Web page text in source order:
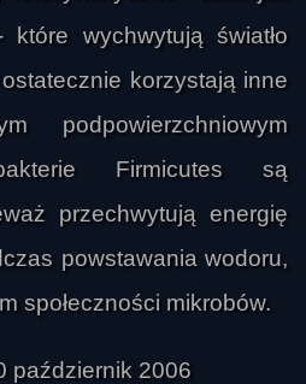
wychwytują światło
korzystają inne
podpowierzchniowym
Firmicutes są
przechwytują energię
powstawania wodoru,
społeczności mikrobów.
październik 2006